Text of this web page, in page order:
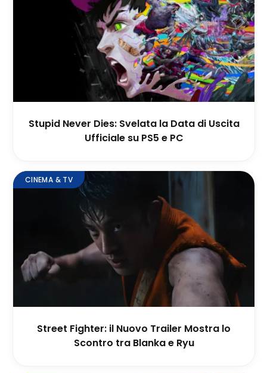
Stupid Never Dies: Svelata la Data di Uscita
Ufficiale su PS5 e PC
CINEMA & TV
Street Fighter: il Nuovo Trailer Mostra lo
Scontro tra Blanka e Ryu